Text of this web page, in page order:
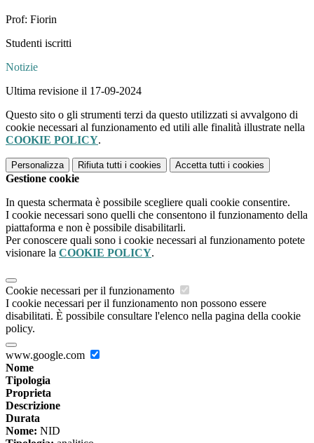
Prof: Fiorin
Studenti iscritti
Notizie
Ultima revisione il 17-09-2024
Questo sito o gli strumenti terzi da questo utilizzati si avvalgono di
cookie necessari al funzionamento ed utili alle finalità illustrate nella
COOKIE POLICY.
Personalizza Rifiuta tutti i cookies Accetta tutti i cookies
Gestione cookie
In questa schermata è possibile scegliere quali cookie consentire.
I cookie necessari sono quelli che consentono il funzionamento della
piattaforma e non è possibile disabilitarli.
Per conoscere quali sono i cookie necessari al funzionamento potete
visionare la COOKIE POLICY.
Cookie necessari per il funzionamento
I cookie necessari per il funzionamento non possono essere
disabilitati. È possibile consultare l'elenco nella pagina della cookie
policy.
www.google.com
Nome
Tipologia
Proprieta
Descrizione
Durata
Nome: NID